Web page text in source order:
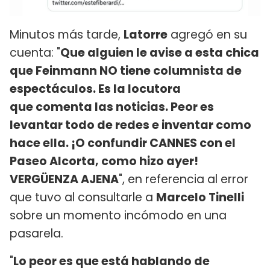
Minutos más tarde, Latorre agregó en su
cuenta: "Que alguien le avise a esta chica
que Feinmann NO tiene columnista de
espectáculos. Es la locutora
que comenta las noticias. Peor es
levantar todo de redes e inventar como
hace ella. ¡O confundir CANNES con el
Paseo Alcorta, como hizo ayer!
VERGÜENZA AJENA", en referencia al error
que tuvo al consultarle a Marcelo Tinelli
sobre un momento incómodo en una
pasarela.
"Lo peor es que está hablando de